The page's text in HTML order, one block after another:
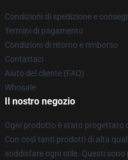
Condizioni di spedizione e
Termini di pagamento
Condizioni di ritorno e rimborso
Contattaci
Aiuto del cliente (FAQ)
Whosale
Il nostro negozio
Ogni prodotto è stato progettato
Con così tanti prodotti di alta
soddisfare ogni stile. Questi